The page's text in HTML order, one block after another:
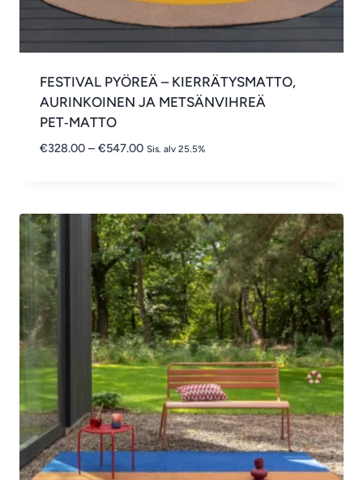
FESTIVAL PYÖREÄ – KIERRÄTYSMATTO,
AURINKOINEN JA METSÄNVIHREÄ
PET‑MATTO
€328.00 – €547.00Hintaluokka:
Sis. alv 25.5%